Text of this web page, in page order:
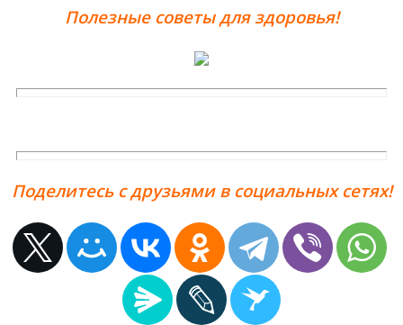
Полезные советы для здоровья!
Поделитесь с друзьями в социальных сетях!